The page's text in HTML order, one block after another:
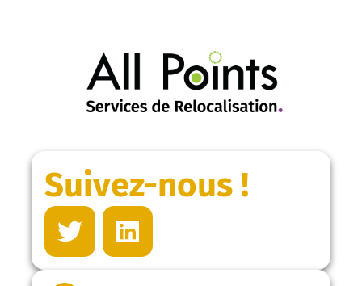
Suivez-nous !